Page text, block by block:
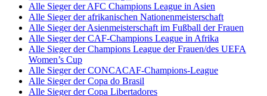
Alle Sieger der AFC Champions League in Asien
Alle Sieger der afrikanischen Nationenmeisterschaft
Alle Sieger der Asienmeisterschaft im Fußball der Frauen
Alle Sieger der CAF-Champions League in Afrika
Alle Sieger der Champions League der Frauen/des UEFA
Women’s Cup
Alle Sieger der CONCACAF-Champions-League
Alle Sieger der Copa do Brasil
Alle Sieger der Copa Libertadores